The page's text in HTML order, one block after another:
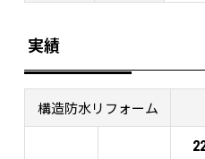
実績
構造防水リフォーム